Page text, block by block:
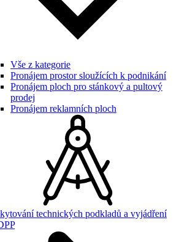
Vše z kategorie
Pronájem prostor sloužících k podnikání
Pronájem ploch pro stánkový a pultový
prodej
Pronájem reklamních ploch
technických podkladů a vyjádření